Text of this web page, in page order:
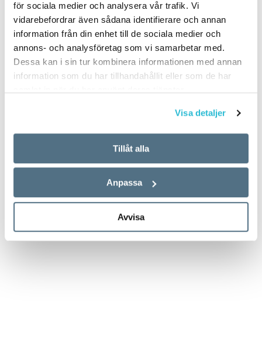
för sociala medier och analysera vår trafik. Vi
vidarebefordrar även sådana identifierare och annan
information från din enhet till de sociala medier och
annons- och analysföretag som vi samarbetar med.
Dessa kan i sin tur kombinera informationen med annan
information som du har tillhandahållit eller som de har
Visa detaljer
Tillåt alla
Anpassa
Avvisa